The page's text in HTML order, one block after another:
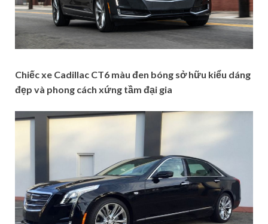
Chiếc xe Cadillac CT6 màu đen bóng sở hữu kiểu dáng
đẹp và phong cách xứng tầm đại gia